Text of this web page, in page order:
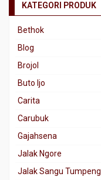
KATEGORI PRODUK
Bethok
Blog
Brojol
Buto Ijo
Carita
Carubuk
Gajahsena
Jalak Ngore
Jalak Sangu Tumpeng